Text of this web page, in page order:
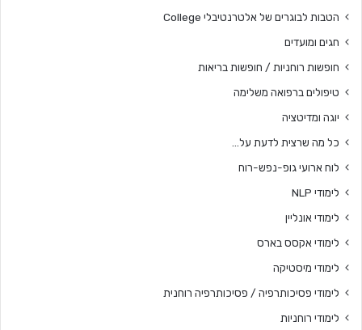
הטבות לבוגרים של אלטרנטיבלי College
חגים ומועדים
חופשות רוחניות / חופשות בריאות
טיפולים ברפואה משלימה
יוגה ומדיטציה
כל מה שרצית לדעת על…
לוח ארועי גופ-נפש-רוח
לימודי NLP
לימודי אונליין
לימודי אקסס בארס
לימודי מיסטיקה
לימודי פסיכותרפיה / פסיכותרפיה רוחנית
לימודי רוחניות